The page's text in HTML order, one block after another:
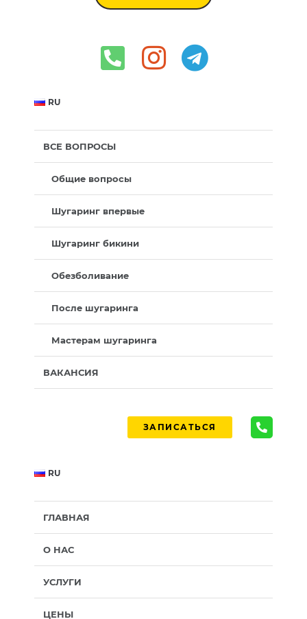
RU
ВСЕ ВОПРОСЫ
Общие вопросы
Шугаринг впервые
Шугаринг бикини
Обезболивание
После шугаринга
Мастерам шугаринга
ВАКАНСИЯ
ЗАПИСАТЬСЯ
RU
ГЛАВНАЯ
О НАС
УСЛУГИ
ЦЕНЫ